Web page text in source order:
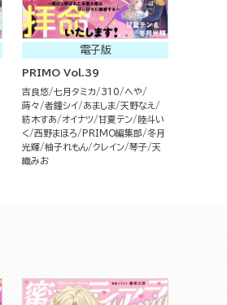
電子版
PRIMO Vol.39
吉良悠 七月タミカ 310
へや
蒔々
者鐘シイ あましま 天野なえ
紡木すあ
オイナツ 甘夏テン
陸斗い
く
西野まほろ PRIMO編集部
冬月
光輝 柚子れもん クレイン 琴子 天
織みお